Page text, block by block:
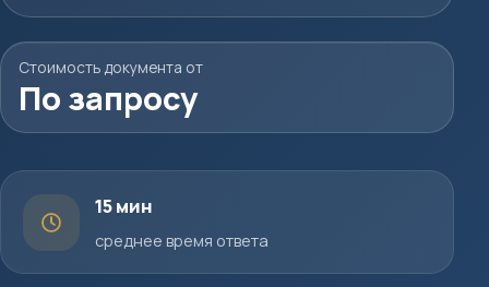
Стоимость документа от
По запросу
15 мин
среднее время ответа